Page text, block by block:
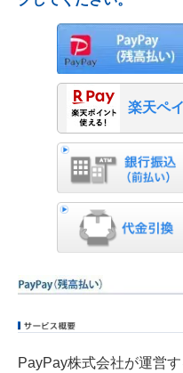
楽天ペイ
楽天ペイ
PayPay株式会社が運営